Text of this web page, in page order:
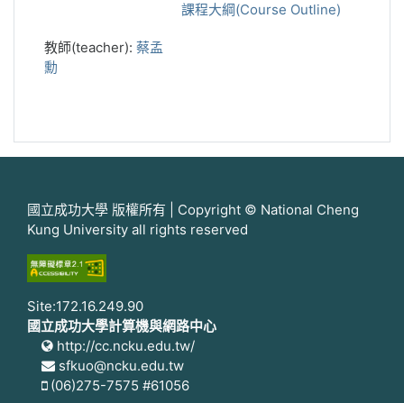
課程大綱(Course Outline)
教師(teacher): 蔡孟
勳
國立成功大學 版權所有 | Copyright © National Cheng
Kung University all rights reserved
Site:172.16.249.90
國立成功大學計算機與網路中心
http://cc.ncku.edu.tw/
sfkuo@ncku.edu.tw
(06)275-7575 #61056